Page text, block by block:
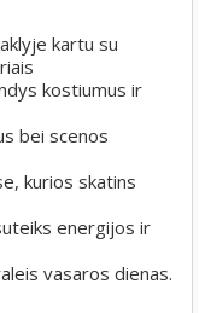
kartu su
kostiumus ir
bei scenos
kurios skatins
energijos ir
vasaros dienas.